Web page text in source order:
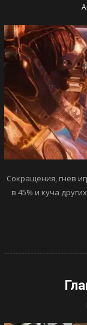
Сокращения, гнев
в 45% и куча